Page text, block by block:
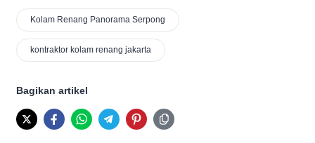
Kolam Renang Panorama Serpong
kontraktor kolam renang jakarta
Bagikan artikel